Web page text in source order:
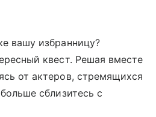
вашу избранницу?
квест. Решая вместе
от актеров, стремящихся
сблизитесь с